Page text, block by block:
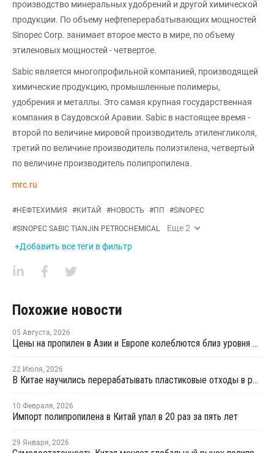
производство минеральных удобрений и другой химической
продукции. По объему нефтеперерабатывающих мощностей
Sinopec Corp. занимает второе место в мире, по объему
этиленовых мощностей - четвертое.
Sabic является многопрофильной компанией, производящей
химические продукцию, промышленные полимеры,
удобрения и металлы. Это самая крупная государственная
компания в Саудовской Аравии. Sabic в настоящее время -
второй по величине мировой производитель этиленгликоля,
третий по величине производитель полиэтилена, четвертый
по величине производитель полипропилена.
mrc.ru
#НЕФТЕХИМИЯ #КИТАЙ #НОВОСТЬ #ПП #SINOPEC
#SINOPEC SABIC TIANJIN PETROCHEMICAL Еще2
+Добавить все теги в фильтр
Похожие новости
05 Августа, 2026
Цены на пропилен в Азии и Европе колеблются близ уровня в USD1000
22 Июля, 2026
В Китае научились перерабатывать пластиковые отходы в реактивное топливо с эффективностью 82%
10 Февраля, 2026
Импорт полипропилена в Китай упал в 20 раз за пять лет
29 Января, 2026